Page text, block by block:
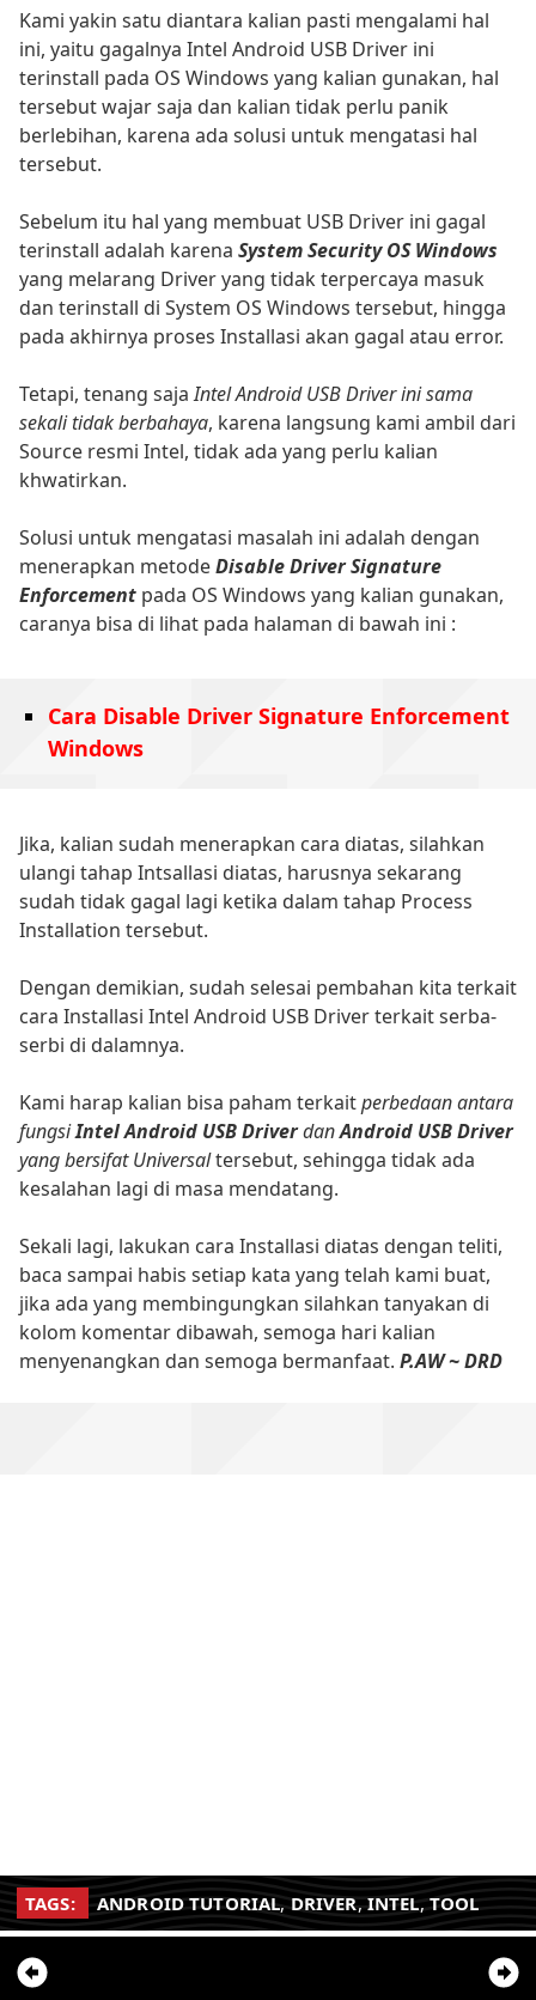
Kami yakin satu diantara kalian pasti mengalami hal
ini, yaitu gagalnya Intel Android USB Driver ini
terinstall pada OS Windows yang kalian gunakan, hal
tersebut wajar saja dan kalian tidak perlu panik
berlebihan, karena ada solusi untuk mengatasi hal
tersebut.
Sebelum itu hal yang membuat USB Driver ini gagal
terinstall adalah karena System Security OS Windows
yang melarang Driver yang tidak terpercaya masuk
dan terinstall di System OS Windows tersebut, hingga
pada akhirnya proses Installasi akan gagal atau error.
Tetapi, tenang sajaIntel Android USB Driver ini sama
sekali tidak berbahaya, karena langsung kami ambil dari
Source resmi Intel, tidak ada yang perlu kalian
khwatirkan.
Solusi untuk mengatasi masalah ini adalah dengan
menerapkan metodeDisable Driver Signature
Enforcement pada OS Windows yang kalian gunakan,
caranya bisa di lihat pada halaman di bawah ini :
Cara Disable Driver Signature Enforcement
Windows
Jika, kalian sudah menerapkan cara diatas, silahkan
ulangi tahap Intsallasi diatas, harusnya sekarang
sudah tidak gagal lagi ketika dalam tahap Process
Installation tersebut.
Dengan demikian, sudah selesai pembahan kita terkait
cara Installasi Intel Android USB Driver terkait serba-
serbi di dalamnya.
Kami harap kalian bisa paham terkaitperbedaan antara
fungsiIntel Android USB DriverdanAndroid USB Driver
yang bersifat Universaltersebut, sehingga tidak ada
kesalahan lagi di masa mendatang.
Sekali lagi, lakukan cara Installasi diatas dengan teliti,
baca sampai habis setiap kata yang telah kami buat,
jika ada yang membingungkan silahkan tanyakan di
kolom komentar dibawah, semoga hari kalian
menyenangkan dan semoga bermanfaat. P.AW ~ DRD
TAGS: ANDROID TUTORIAL, DRIVER, INTEL, TOOL